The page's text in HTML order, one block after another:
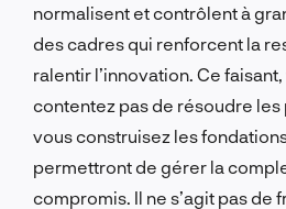
normalisent et contrôlent à
des cadres qui renforcent la
ralentir l’innovation. Ce
contentez pas de résoudre les
vous construisez les
permettront de gérer la
compromis. Il ne s’agit pas de